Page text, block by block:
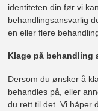
identiteten din før vi
behandlingsansvarlig
en eller flere
Klage på behandling
Dersom du ønsker å
behandles på, eller
du rett til det. Vi håper